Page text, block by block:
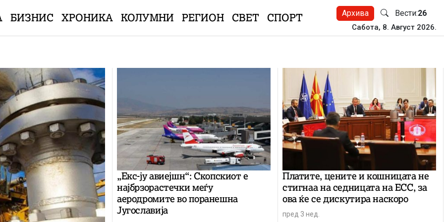
БИЗНИС ХРОНИКА КОЛУМНИ РЕГИОН СВЕТ СПОРТ Архива Вести:26
Сабота, 8. Август 2026.
„Екс-ју авиејшн“: Скопскиот е
најбрзорастечки меѓу
аеродромите во поранешна
Југославија
Платите, цените и кошницата не
стигнаа на седницата на ЕСС, за
ова ќе се дискутира наскоро
пред 3 нед.